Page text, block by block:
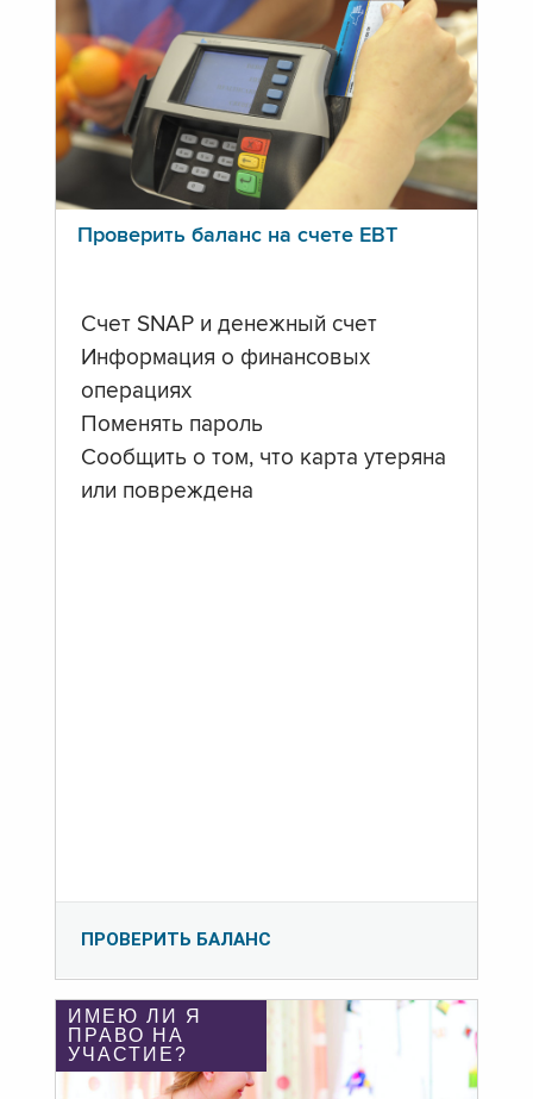
Проверить баланс на счете ЕВТ
Счет SNAP и денежный счет
Информация о финансовых
операциях
Поменять пароль
Сообщить о том, что карта утеряна
или повреждена
ПРОВЕРИТЬ БАЛАНС
ИМЕЮ ЛИ Я
ПРАВО НА
УЧАСТИЕ?